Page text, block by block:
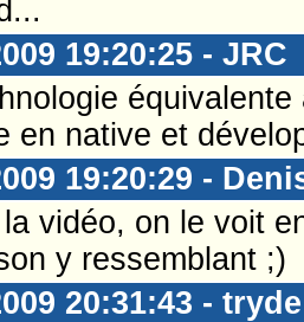
19:20:25 - JRC
en native et
19:20:29 -
vidéo, on le voit
y ressemblant ;)
20:31:43 - tryde